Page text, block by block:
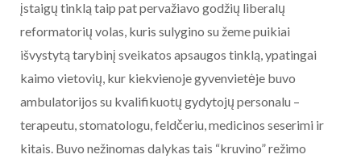
įstaigų tinklą taip pat pervažiavo godžių liberalų
reformatorių volas, kuris sulygino su žeme puikiai
išvystytą tarybinį sveikatos apsaugos tinklą, ypatingai
kaimo vietovių, kur kiekvienoje gyvenvietėje buvo
ambulatorijos su kvalifikuotų gydytojų personalu –
terapeutu, stomatologu, feldčeriu, medicinos seserimi ir
kitais. Buvo nežinomas dalykas tais “kruvino” režimo